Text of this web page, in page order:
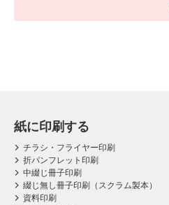
紙に印刷する
チラシ・フライヤー印刷
折パンフレット印刷
中綴じ冊子印刷
綴じ無し冊子印刷（スクラム製本）
資料印刷